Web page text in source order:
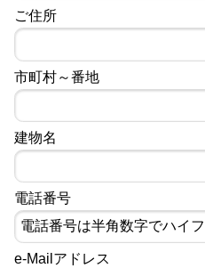
ご住所
市町村～番地
建物名
電話番号
e-Mailアドレス